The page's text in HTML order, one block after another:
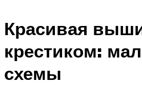
Красивая
крестиком:
схемы